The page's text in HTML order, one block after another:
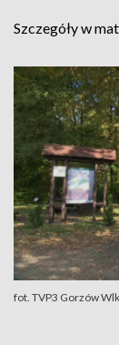
Szczegóły w
fot. TVP3 Gorzów